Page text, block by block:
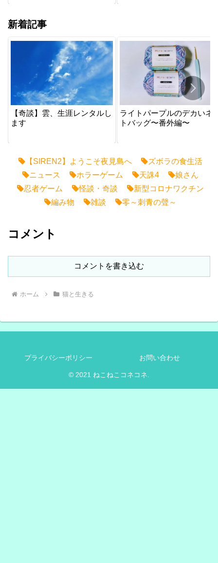
新着記事
【奇談】雲、生涯レンタルし
ます
ライトパープルのデカいネ
トバッグ〜番外編〜
【SIREN2】ようこそ夜見島へ
ズボラの食生活
ニュース
ホラーゲーム 天誅4
娘さん
忍者ゲーム
怪談・奇談
新型コロナワクチン
編み物
雑談 零～刺青の聲～
コメント
コメントを書き込む
ホーム 猫と生きる
プライバシーポリシー お問い合わせ
© 2021 ねこねこコネコネ.